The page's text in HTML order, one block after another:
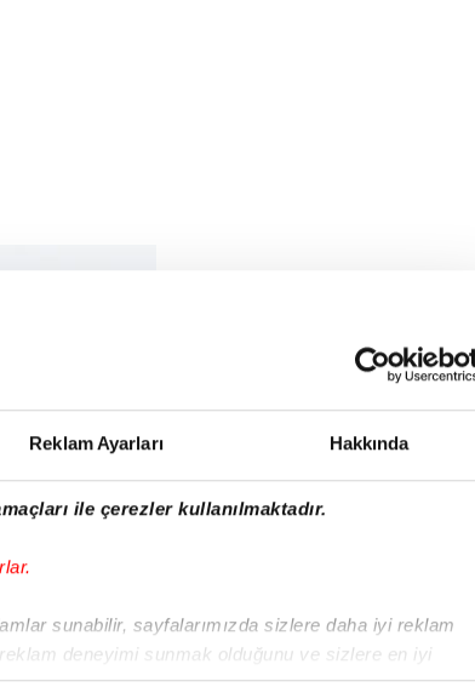
Reklam Ayarları Hakkında
ile çerezler kullanılmaktadır.
sunabilir, sayfalarımızda sizlere daha iyi reklam
deneyimi sunmak olduğunu ve sizlere en iyi
noktada, reklamların maliyetlerimizi karşılamak